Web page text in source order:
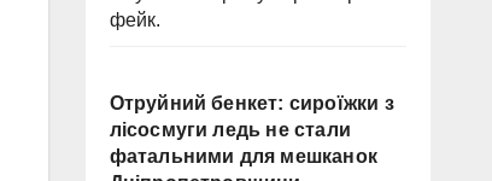
фейк.
Отруйний бенкет: сироїжки з
лісосмуги ледь не стали
фатальними для мешканок